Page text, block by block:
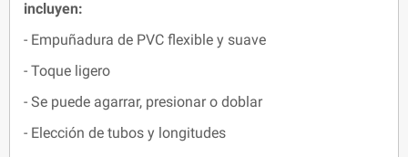
incluyen:
- Empuñadura de PVC flexible y suave
- Toque ligero
- Se puede agarrar, presionar o doblar
- Elección de tubos y longitudes